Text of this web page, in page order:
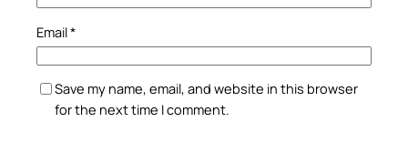
Email*
Save my name, email, and website in this browser
for the next time I comment.